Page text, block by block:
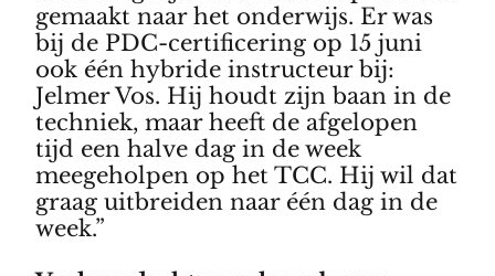
gemaakt naar het onderwijs. Er was
bij de PDC-certificering op 15 juni
ook één hybride instructeur bij:
Jelmer Vos. Hij houdt zijn baan in de
techniek, maar heeft de afgelopen
tijd een halve dag in de week
meegeholpen op het TCC. Hij wil dat
graag uitbreiden naar één dag in de
week.”